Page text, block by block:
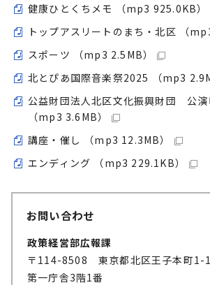
健康ひとくちメモ （mp3 925.0KB）
トップアスリートのまち・北区 （
スポーツ （mp3 2.5MB）
北とぴあ国際音楽祭2025 （mp3
公益財団法人北区文化振興財団 公演
（mp3 3.6MB）
講座・催し （mp3 12.3MB）
エンディング （mp3 229.1KB）
お問い合わせ
政策経営部広報課
〒114-8508 東京都北区王子本町1-
第一庁舎3階1番